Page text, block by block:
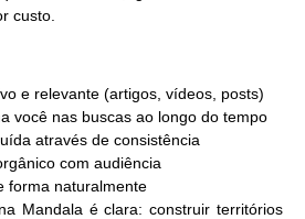
custo.
e relevante (artigos, vídeos, posts)
você nas buscas ao longo do tempo
através de consistência
com audiência
forma naturalmente
Mandala é clara:construir territórios